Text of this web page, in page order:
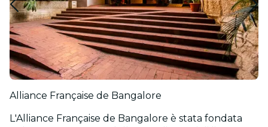
Alliance Française de Bangalore
L'Alliance Française de Bangalore è stata fondata